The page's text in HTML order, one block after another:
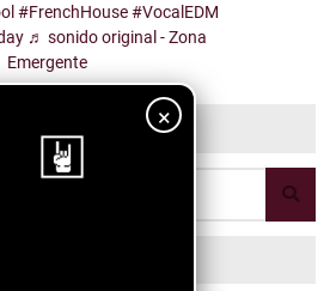
×
#FrenchHouse #VocalEDM
♬ sonido original - Zona
Emergente